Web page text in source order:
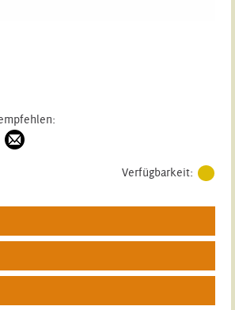
Verfügbarkeit: